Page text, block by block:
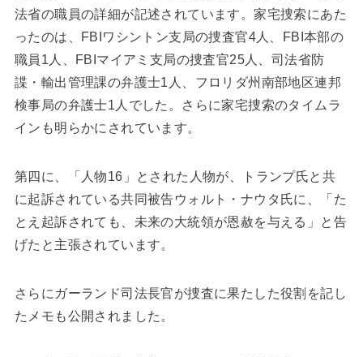
法省の職員の詳細が記述されています。家宅捜索にあた
ったのは、FBIワシントン支局の捜査官4人、FBI本部の
職員1人、FBIマイアミ支局の捜査官25人、司法省防
諜・輸出管理課の弁護士1人、フロリダ州南部地区連邦
検事局の弁護士1人でした。さらに家宅捜索のタイムラ
インも明らかにされています。
第四に、「人物16」とされた人物が、トランプ氏と共
に起訴されている共同被告ウォルト・ナウタ氏に、「た
とえ起訴されても、未来の大統領が恩赦を与える」と告
げたと主張されています。
さらにガーランド司法長官が捜査に果たした役割を記し
たメモも公開されました。